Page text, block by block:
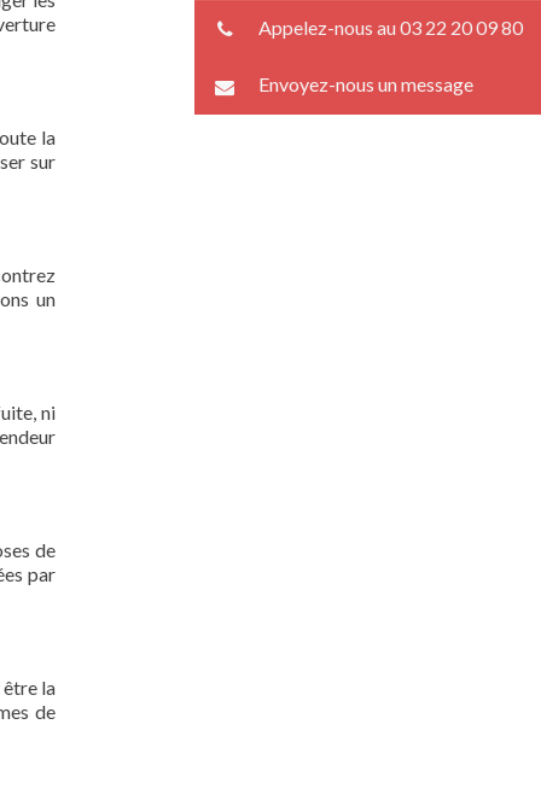
la
sur
un
ni
de
par
la
de
Appelez-nous au 03 22 20 09 80
Envoyez-nous un message